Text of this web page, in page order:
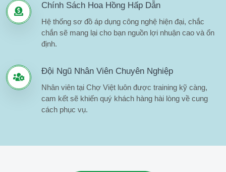
Chính Sách Hoa Hồng Hấp Dẫn
Hệ thống sơ đồ áp dụng công nghệ hiện đại, chắc
chắn sẽ mang lại cho bạn nguồn lợi nhuận cao và ổn
định.
Đội Ngũ Nhân Viên Chuyên Nghiệp
Nhân viên tại Chợ Việt luôn được training kỹ càng,
cam kết sẽ khiến quý khách hàng hài lòng về cung
cách phục vụ.